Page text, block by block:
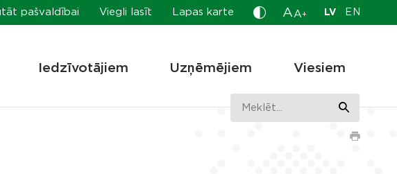
pašvaldībai Viegli lasīt Lapas karte A A+ LV EN
Iedzīvotājiem Uzņēmējiem Viesiem